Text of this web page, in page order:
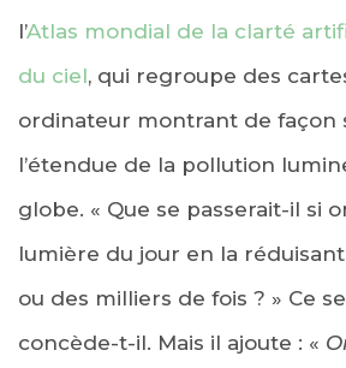
l’Atlas mondial de la clarté
du ciel, qui regroupe des
ordinateur montrant de façon
l’étendue de la pollution
globe. « Que se passerait-il si
lumière du jour en la
ou des milliers de fois ? » Ce
concède-t-il. Mais il ajoute : «